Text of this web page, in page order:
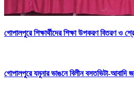
গোপালপুরে শিক্ষার্থীদের শিক্ষা উপকরণ বিতরণ ও
গোপালপুরে যমুনার ভাঙনে বিলীন বসতভিটা-আবাদি